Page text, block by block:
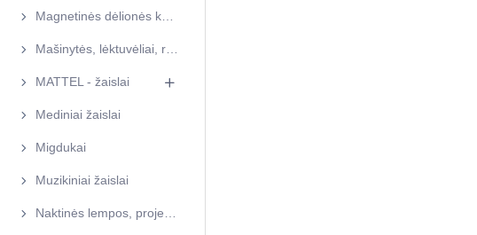
MATTEL - žaislai
Mediniai žaislai
Migdukai
Muzikiniai žaislai